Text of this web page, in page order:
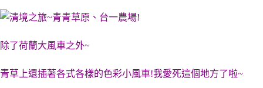
除了荷蘭大風車之外~
青草上還插著各式各樣的色彩小風車!我愛死這個地方了啦~